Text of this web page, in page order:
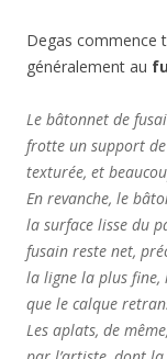
Degas commence
généralement au
Le bâtonnet de
frotte un support
texturée, et
En revanche, le
la surface lisse du
fusain reste net,
la ligne la plus fine,
que le calque
Les aplats, de